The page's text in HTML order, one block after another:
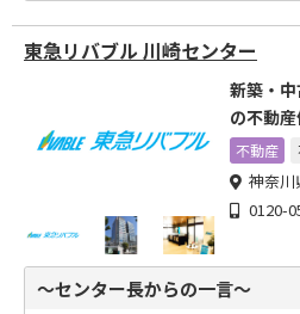
東急リバブル 川崎センター
新築・
の不動
不動産
神奈川
0120-
～センター長からの一言～